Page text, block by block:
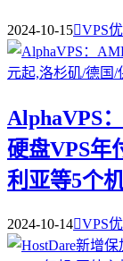
2024-10-15VPS
AlphaVPS
硬盘VPS年
利亚等5个
2024-10-14VPS